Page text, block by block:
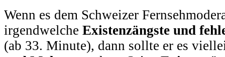
Wenn es dem Schweizer
irgendwelche Existenzängste und
(ab 33. Minute), dann sollte er es